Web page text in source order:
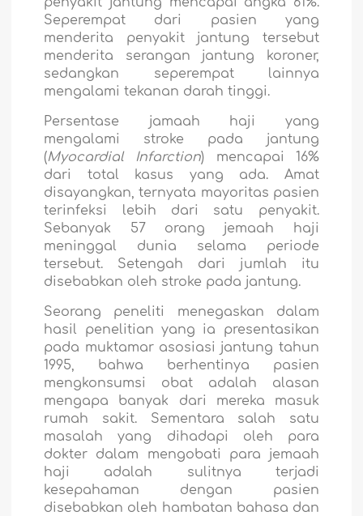
Seperempat dari pasien yang
menderita penyakit jantung tersebut
menderita serangan jantung koroner,
sedangkan seperempat lainnya
mengalami tekanan darah tinggi.
Persentase jamaah haji yang
mengalami stroke pada jantung
(Myocardial Infarction)
mencapai 16%
dari total kasus yang ada. Amat
disayangkan, ternyata mayoritas pasien
terinfeksi lebih dari satu penyakit.
Sebanyak 57 orang jemaah haji
meninggal dunia selama periode
tersebut. Setengah dari jumlah itu
disebabkan oleh stroke pada jantung.
Seorang peneliti menegaskan dalam
hasil penelitian yang ia presentasikan
pada muktamar asosiasi jantung tahun
1995, bahwa berhentinya pasien
mengkonsumsi obat adalah alasan
mengapa banyak dari mereka masuk
rumah sakit. Sementara salah satu
masalah yang dihadapi oleh para
dokter dalam mengobati para jemaah
haji adalah sulitnya terjadi
kesepahaman dengan pasien
disebabkan oleh hambatan bahasa dan